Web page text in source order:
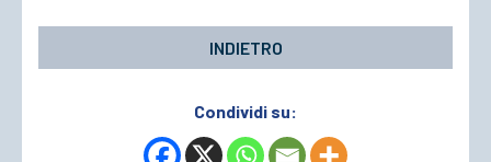
INDIETRO
Condividi su: